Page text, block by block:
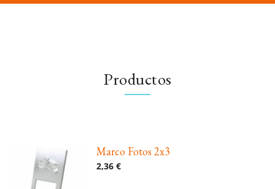
Productos
Marco Fotos 2x3
2,36 €